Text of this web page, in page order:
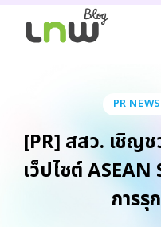
PR
[PR] สสว. เชิญช
เว็ปไซต์ ASEAN
การรุ